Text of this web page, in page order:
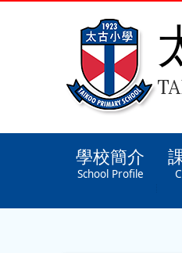
學校簡介
School Profile